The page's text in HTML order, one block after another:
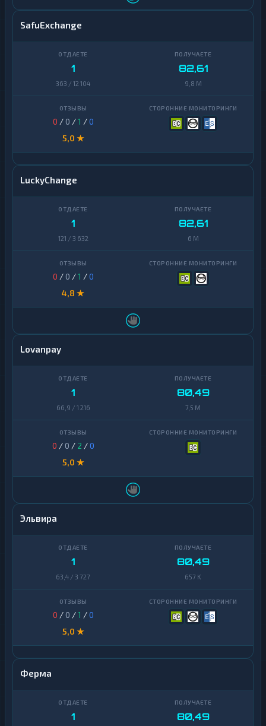
SafuExchange
1
363 / 12 104
82,61
9,8 M
0 / 0 /1 /0
5,0 ★
LuckyChange
1
121 / 3 632
82,61
6 M
0 / 0 /1 /0
4,8 ★
Lovanpay
1
66,9 / 1 216
80,49
7,5 M
0 / 0 / 2 /0
5,0 ★
Эльвира
1
63,4 / 3 727
80,49
657 K
0 / 0 /1 /0
5,0 ★
Ферма
1 80,49